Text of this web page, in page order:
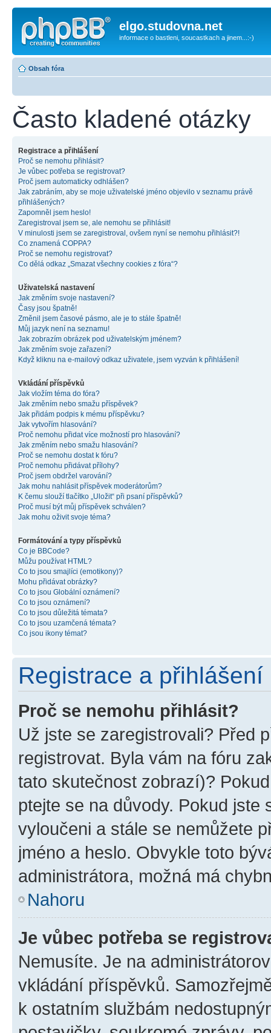
elgo.studovna.net
informace o bastleni, soucastkach a jinem...:-)
Obsah fóra
Často kladené otázky
Registrace a přihlášení
Proč se nemohu přihlásit?
Je vůbec potřeba se registrovat?
Proč jsem automaticky odhlášen?
Jak zabráním, aby se moje uživatelské jméno objevilo v seznamu právě
přihlášených?
Zapomněl jsem heslo!
Zaregistroval jsem se, ale nemohu se přihlásit!
V minulosti jsem se zaregistroval, ovšem nyní se nemohu přihlásit?!
Co znamená COPPA?
Proč se nemohu registrovat?
Co dělá odkaz „Smazat všechny cookies z fóra“?
Uživatelská nastavení
Jak změním svoje nastavení?
Časy jsou špatně!
Změnil jsem časové pásmo, ale je to stále špatně!
Můj jazyk není na seznamu!
Jak zobrazím obrázek pod uživatelským jménem?
Jak změním svoje zařazení?
Když kliknu na e-mailový odkaz uživatele, jsem vyzván k přihlášení!
Vkládání příspěvků
Jak vložím téma do fóra?
Jak změním nebo smažu příspěvek?
Jak přidám podpis k mému příspěvku?
Jak vytvořím hlasování?
Proč nemohu přidat více možností pro hlasování?
Jak změním nebo smažu hlasování?
Proč se nemohu dostat k fóru?
Proč nemohu přidávat přílohy?
Proč jsem obdržel varování?
Jak mohu nahlásit příspěvek moderátorům?
K čemu slouží tlačítko „Uložit“ při psaní příspěvků?
Proč musí být můj příspěvek schválen?
Jak mohu oživit svoje téma?
Formátování a typy příspěvků
Co je BBCode?
Můžu používat HTML?
Co to jsou smajlíci (emotikony)?
Mohu přidávat obrázky?
Co to jsou Globální oznámení?
Co to jsou oznámení?
Co to jsou důležitá témata?
Co to jsou uzamčená témata?
Co jsou ikony témat?
Registrace a přihlášení
Proč se nemohu přihlásit?
Už jste se zaregistrovali? Před
registrovat. Byla vám na fóru
tato skutečnost zobrazí)?
ptejte se na důvody. Pokud jste
vyloučeni a stále se nemůžete
jméno a heslo. Obvykle toto
administrátora, možná má
Nahoru
Je vůbec potřeba se
Nemusíte. Je na
vkládání příspěvků.
k ostatním službám